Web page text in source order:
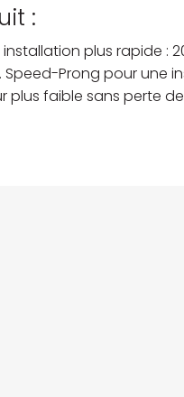
:
plus rapide :
Speed-Prong pour une
plus faible sans perte